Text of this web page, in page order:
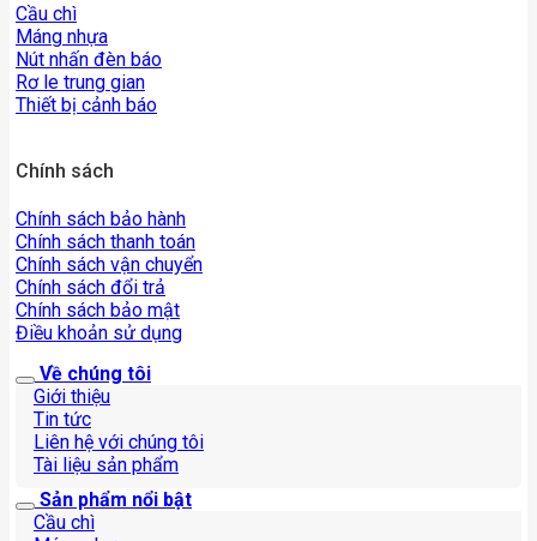
Cầu chì
Máng nhựa
Nút nhấn đèn báo
Rơ le trung gian
Thiết bị cảnh báo
Chính sách
Chính sách bảo hành
Chính sách thanh toán
Chính sách vận chuyển
Chính sách đổi trả
Chính sách bảo mật
Điều khoản sử dụng
Về chúng tôi
Giới thiệu
Tin tức
Liên hệ với chúng tôi
Tài liệu sản phẩm
Sản phẩm nổi bật
Cầu chì